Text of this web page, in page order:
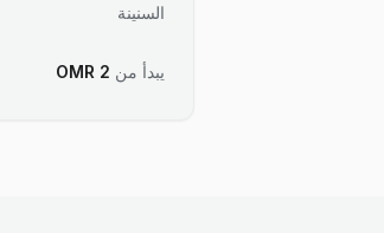
السنينة
يبدأ من OMR 2